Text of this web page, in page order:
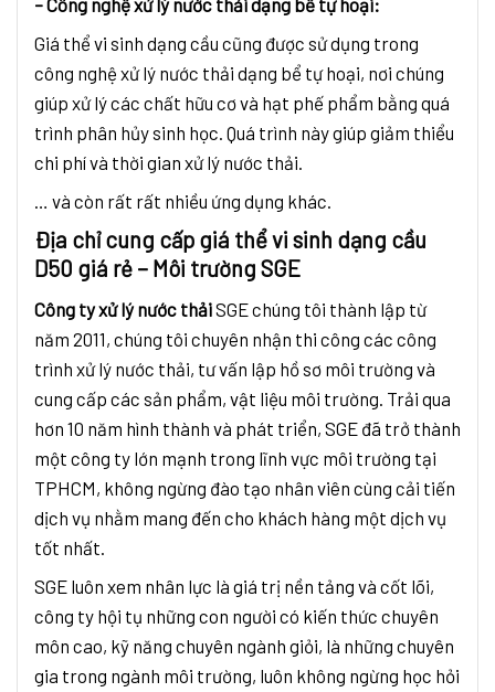
– Công nghệ xử lý nước thải dạng bể tự hoại:
Giá thể vi sinh dạng cầu cũng được sử dụng trong
công nghệ xử lý nước thải dạng bể tự hoại, nơi chúng
giúp xử lý các chất hữu cơ và hạt phế phẩm bằng quá
trình phân hủy sinh học. Quá trình này giúp giảm thiểu
chi phí và thời gian xử lý nước thải.
… và còn rất rất nhiều ứng dụng khác.
Địa chỉ cung cấp giá thể vi sinh dạng cầu
D50 giá rẻ – Môi trường SGE
Công ty xử lý nước thảiSGE chúng tôi thành lập từ
năm 2011, chúng tôi chuyên nhận thi công các công
trình xử lý nước thải, tư vấn lập hồ sơ môi trường và
cung cấp các sản phẩm, vật liệu môi trường. Trải qua
hơn 10 năm hình thành và phát triển, SGE đã trở thành
một công ty lớn mạnh trong lĩnh vực môi trường tại
TPHCM, không ngừng đào tạo nhân viên cùng cải tiến
dịch vụ nhằm mang đến cho khách hàng một dịch vụ
tốt nhất.
SGE luôn xem nhân lực là giá trị nền tảng và cốt lõi,
công ty hội tụ những con người có kiến thức chuyên
môn cao, kỹ năng chuyên ngành giỏi, là những chuyên
gia trong ngành môi trường, luôn không ngừng học hỏi